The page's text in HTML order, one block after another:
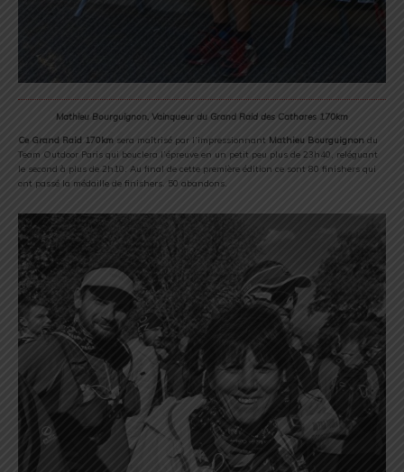
Mathieu Bourguignon, Vainqueur du Grand Raid des Cathares 170km
Ce Grand Raid 170km sera maîtrisé par l’impressionnant Mathieu Bourguignon du
Team Outdoor Paris qui bouclera l’épreuve en un petit peu plus de 23h40, reléguant
le second à plus de 2h10. Au final de cette première édition ce sont 80 finishers qui
ont passé la médaille de finishers. 50 abandons.